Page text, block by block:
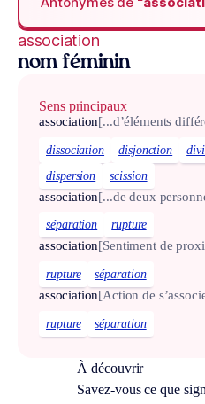
association
nom féminin
Sens principaux
association[...d’éléments
dissociation disjonction
dispersion
scission
association[...de deux
séparation rupture
association[Sentiment de
rupture séparation
association[Action de
rupture séparation
À découvrir
Savez-vous ce que